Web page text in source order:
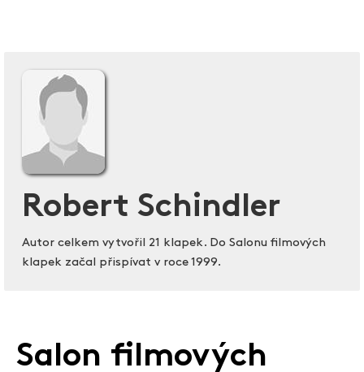
Robert Schindler
Autor celkem vytvořil 21 klapek. Do Salonu filmových
klapek začal přispívat v roce 1999.
Salon filmových